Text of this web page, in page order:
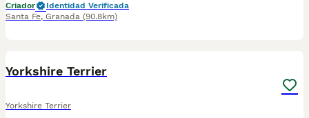
Criador
Identidad Verificada
Santa Fe, Granada (90.8km)
Yorkshire Terrier
Yorkshire Terrier